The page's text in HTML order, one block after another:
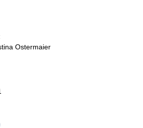
Ostermaier